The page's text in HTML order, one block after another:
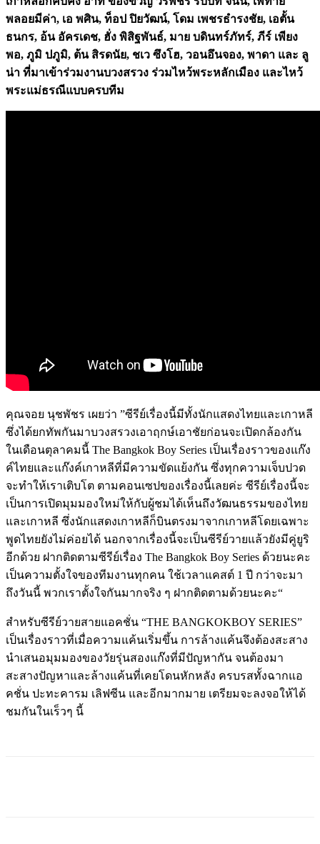
พลอยมีค่า, เอ พศิน, ท็อป ปิยวัฒน์, โดม เพชรธำรงชัย, เอตั้น
ธนกร, อ้น อัครเดช, ฮั่ง พิสิฐพันธ์, มาย บดินทร์ภัทร์, ภีร์ เพียง
พอ, ภูมิ ปภูมิ, ต้น สิรดนัย, ชเว ซึงโฮ, วอนอึนจอง, พาดา และ ลู
น่า ที่มาเข้าร่วมงานบวงสรวง ร่วมไหว้พระหลักเมือง และไหว้
พระแม่ธรณีแบบครบทีม
คุณจอย นุชพัชร เผยว่า ”ซีรีย์เรื่องนี้มีทั้งนักแสดงไทยและเกาหลี
ซึ่งได้ยกทัพกันมาบวงสรวงเอาฤกษ์เอาชัยก่อนจะเปิดกล้องกัน
ในเดือนตุลาคมนี้ The Bangkok Boy Series เป็นเรื่องราวของแก๊ง
ค์ไทยและแก๊งค์เกาหลีที่มีความขัดแย้งกัน ซึ่งทุกความเจ็บปวด
จะทำให้เราเติบโต ตามคอนเซปของเรื่องนี้เลยค่ะ ซีรีย์เรื่องนี้จะ
เป็นการเปิดมุมมองใหม่ให้กับผู้ชมได้เห็นถึงวัฒนธรรมของไทย
และเกาหลี ซึ่งนักแสดงเกาหลีก็บินตรงมาจากเกาหลีโดยเฉพาะ
พูดไทยยังไม่ค่อยได้ นอกจากเรื่องนี้จะเป็นซีรีย์วายแล้วยังมีคู่ยูริ
อีกด้วย ฝากติดตามซีรีย์เรื่อง The Bangkok Boy Series ด้วยนะคะ
เป็นความตั้งใจของทีมงานทุกคน ใช้เวลาแคสต์ 1 ปี กว่าจะมา
ถึงวันนี้ พวกเราตั้งใจกันมากจริง ๆ ฝากติดตามด้วยนะคะ“
สำหรับซีรีย์วายสายแอคชั่น “THE BANGKOKBOY SERIES”
เป็นเรื่องราวที่เมื่อความแค้นเริ่มขึ้น การล้างแค้นจึงต้องสะสาง
นำเสนอมุมมองของวัยรุ่นสองแก๊งที่มีปัญหากัน จนต้องมา
สะสางปัญหาและล้างแค้นที่เคยโดนหักหลัง ครบรสทั้งฉากแอ
คชั่น ปะทะคารม เลิฟซีน และอีกมากมาย เตรียมจะลงจอให้ได้
ชมกันในเร็วๆ นี้